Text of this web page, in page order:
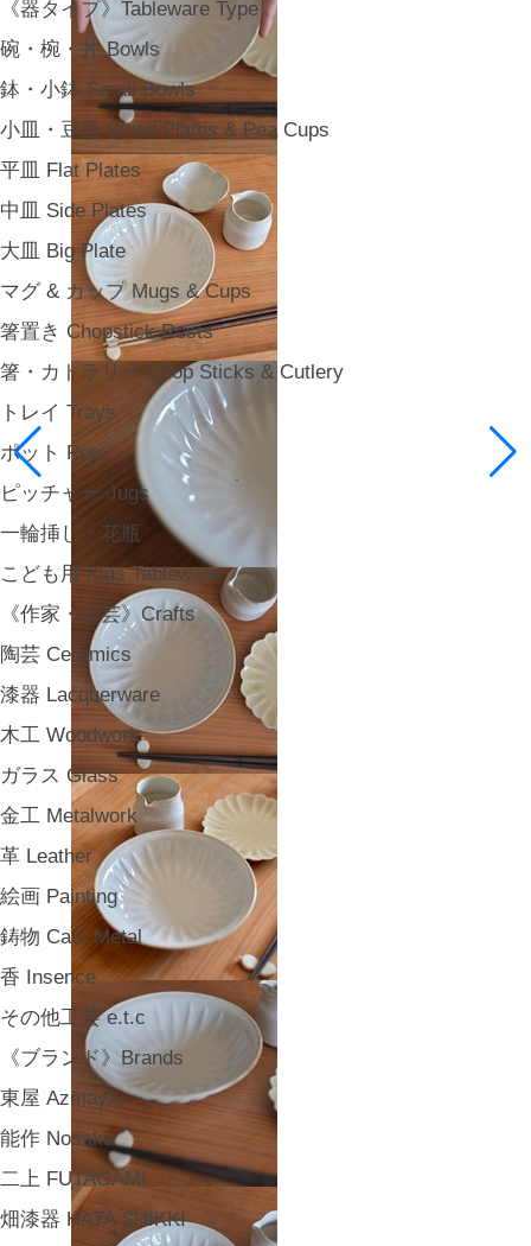
《器タイプ》Tableware Type
碗・椀・丼 Bowls
鉢・小鉢 Small Bowls
小皿・豆皿 Small Plates & Pea Cups
平皿 Flat Plates
中皿 Side Plates
大皿 Big Plate
マグ & カップ Mugs & Cups
箸置き Chopstick Rests
箸・カトラリー Chop Sticks & Cutlery
トレイ Trays
ポット Pots
ピッチャー Jugs
一輪挿し・花瓶
こども用 Kids Tableware
《作家・工芸》Crafts
陶芸 Ceramics
漆器 Lacquerware
木工 Woodwork
ガラス Glass
金工 Metalwork
革 Leather
絵画 Painting
鋳物 Cast Metal
香 Insence
その他工芸 e.t.c
《ブランド》Brands
東屋 Azmaya
能作 Nosaku
二上 FUTAGAMI
畑漆器 HATA SHIKKI